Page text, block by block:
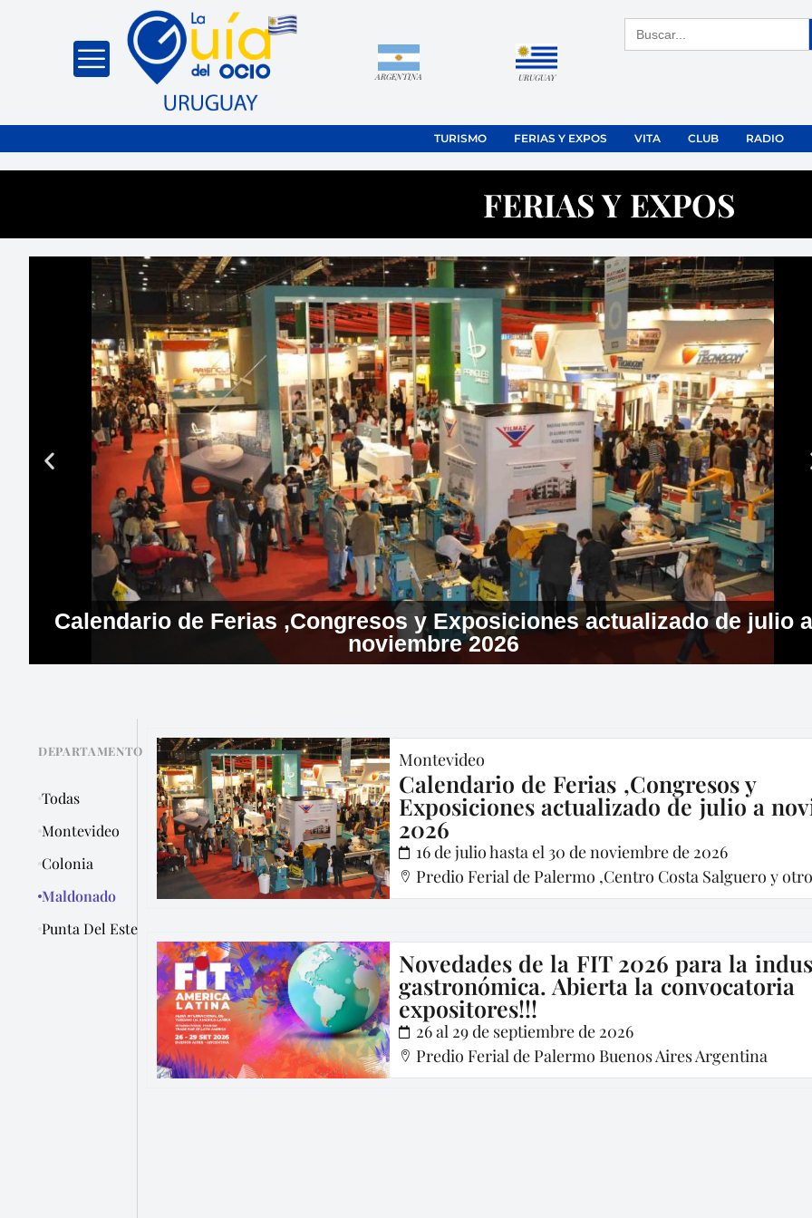
ARGENTINA URUGUAY
Buscar:
TURISMO FERIAS Y EXPOS VITA CLUB RADIO
FERIAS Y EXPOS
Calendario de Ferias ,Congresos y Exposiciones actualizado de julio a
noviembre 2026
DEPARTAMENTO
Todas
Montevideo
Colonia
Maldonado
Punta Del Este
Montevideo
Calendario de Ferias ,Congresos y
Exposiciones actualizado de julio a
2026
16 de julio hasta el 30 de noviembre de 2026
Predio Ferial de Palermo ,Centro Costa Salguero y
Novedades de la FIT 2026 para la
gastronómica. Abierta la convocatoria
expositores!!!
26 al 29 de septiembre de 2026
Predio Ferial de Palermo Buenos Aires Argentina